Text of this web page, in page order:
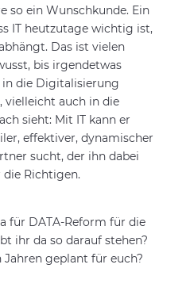
so ein Wunschkunde. Ein
IT heutzutage wichtig ist,
Das ist vielen
bis irgendetwas
in die Digitalisierung
vielleicht auch in die
sieht: Mit IT kann er
effektiver, dynamischer
sucht, der ihn dabei
Richtigen.
für DATA-Reform für die
ihr da so darauf stehen?
geplant für euch?